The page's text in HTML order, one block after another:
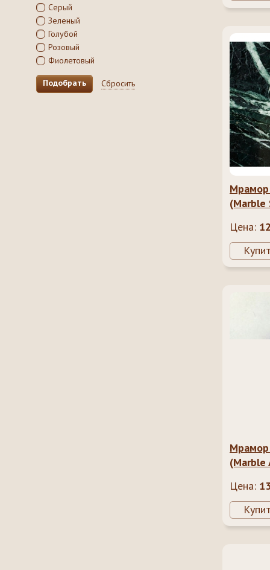
Мрамор
(Marble
Цена:
Мрамор
(Marble
Цена:
Серый
Зеленый
Голубой
Розовый
Фиолетовый
Сбросить